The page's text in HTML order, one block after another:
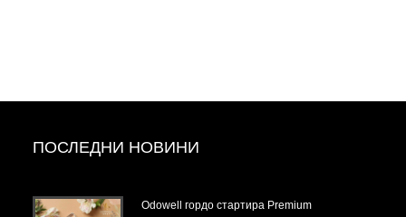
ПОСЛЕДНИ НОВИНИ
Odowell гордо стартира Premium